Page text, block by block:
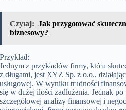
Czytaj: Jak przygotować
biznesowy?
Przykład:
Jednym z przykładów firmy, która
z długami, jest XYZ Sp. z o.o.,
usługowej. W wyniku trudności
się w dużej ilości zadłużenia. Jednak
szczegółowej analizy finansowej i